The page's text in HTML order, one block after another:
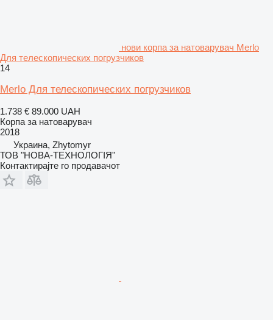
нови корпа за натоварувач Merlo
Для телескопических погрузчиков
14
Merlo Для телескопических погрузчиков
1.738 € 89.000 UAH
Корпа за натоварувач
2018
Украина, Zhytomyr
ТОВ "НОВА-ТЕХНОЛОГІЯ"
Контактирајте го продавачот